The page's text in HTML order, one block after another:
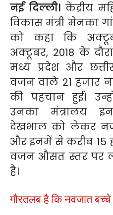
नई दिल्ली। केंद्रीय
विकास मंत्री मेनका
को कहा कि
अक्टूबर, 2018 के
मध्य प्रदेश और
वजन वाले 21 हजार
की पहचान हुई।
उनका मंत्रालय
देखभाल को लेकर
और इनमें से करीब 15
वजन औसत स्तर पर
है।
गौरतलब है कि नवजात